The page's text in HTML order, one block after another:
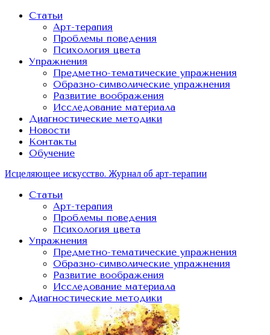
Статьи
Арт-терапия
Проблемы поведения
Психология цвета
Упражнения
Предметно-тематические упражнения
Образно-символические упражнения
Развитие воображения
Исследование материала
Диагностические методики
Новости
Контакты
Обучение
Исцеляющее искусство. Журнал об арт-терапии
Статьи
Арт-терапия
Проблемы поведения
Психология цвета
Упражнения
Предметно-тематические упражнения
Образно-символические упражнения
Развитие воображения
Исследование материала
Диагностические методики